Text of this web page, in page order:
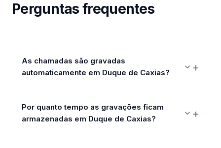
Perguntas frequentes
As chamadas são gravadas
automaticamente em Duque de Caxias?
Por quanto tempo as gravações ficam
armazenadas em Duque de Caxias?